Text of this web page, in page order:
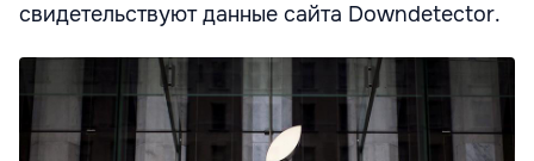
свидетельствуют данные сайта Downdetector.